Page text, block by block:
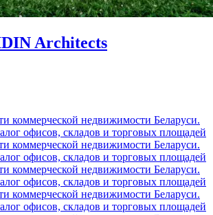
Architects
коммерческой недвижимости Беларуси.
офисов, складов и торговых площадей
коммерческой недвижимости Беларуси.
офисов, складов и торговых площадей
коммерческой недвижимости Беларуси.
офисов, складов и торговых площадей
коммерческой недвижимости Беларуси.
офисов, складов и торговых площадей